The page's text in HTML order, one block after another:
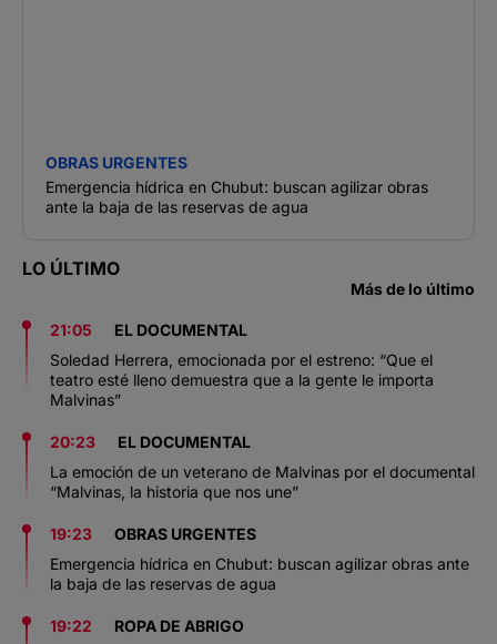
OBRAS URGENTES
Emergencia hídrica en Chubut: buscan agilizar obras
ante la baja de las reservas de agua
LO ÚLTIMO
Más de lo último
21:05
EL DOCUMENTAL
Soledad Herrera, emocionada por el estreno: “Que el
teatro esté lleno demuestra que a la gente le importa
Malvinas”
20:23
EL DOCUMENTAL
La emoción de un veterano de Malvinas por el documental
“Malvinas, la historia que nos une”
19:23
OBRAS URGENTES
Emergencia hídrica en Chubut: buscan agilizar obras ante
la baja de las reservas de agua
19:22
ROPA DE ABRIGO